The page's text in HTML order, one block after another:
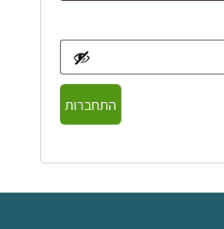
התחברות